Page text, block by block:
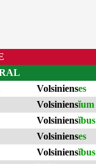
Volsinienses
Volsiniensĭum
Volsiniensĭbus
Volsinienses
Volsiniensĭbus